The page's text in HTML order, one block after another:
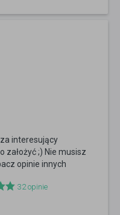
interesujący
założyć ;) Nie musisz
opinie innych
32opinie